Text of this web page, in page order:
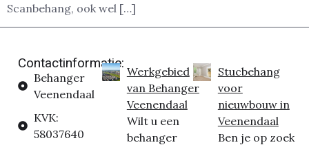
Scanbehang, ook wel […]
Contactinformatie:
Behanger
Veenendaal
KVK:
58037640
Werkgebied
van Behanger
Veenendaal
Wilt u een
behanger
Stucbehang
voor
nieuwbouw in
Veenendaal
Ben je op zoek